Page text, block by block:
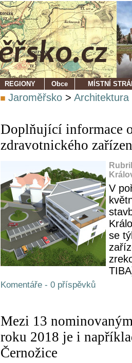
REGIONY Obce MÍSTNÍ
Jaroměřsko > Architektura
Doplňující informace
zdravotnického
V
se
Komentáře - 0 příspěvků
Mezi 13
roku 2018 je i
Černožice